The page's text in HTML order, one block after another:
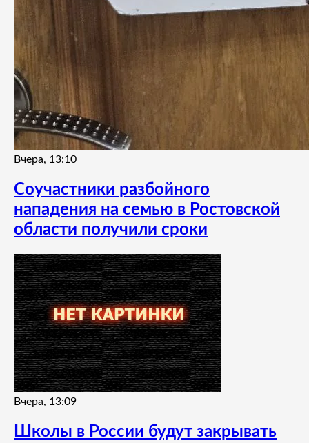
Вчера, 13:10
Соучастники разбойного
нападения на семью в Ростовской
области получили сроки
Вчера, 13:09
Школы в России будут закрывать